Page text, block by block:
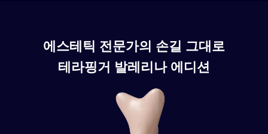
에스테틱 전문가의 손길 그대로
테라핑거 발레리나 에디션